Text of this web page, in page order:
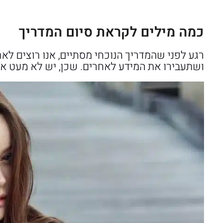
כמה מילים לקראת סיום המדריך
רגע לפני שהמדריך הנוכחי מסתיים, אנו
ושתעבירו את המידע לאחרים. שכן, יש לא מעט